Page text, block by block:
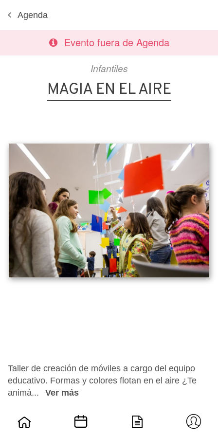
Agenda
Evento fuera de Agenda
Infantiles
MAGIA EN EL AIRE
Taller de creación de móviles a cargo del equipo
educativo. Formas y colores flotan en el aire ¿Te
animá...
Ver más